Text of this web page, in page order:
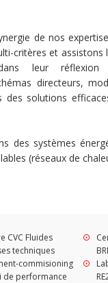
de nos
critères et assistons
leur réflexion
directeurs,
des solutions
des systèmes
(réseaux de
CVC Fluides
techniques
commisioning
de performance